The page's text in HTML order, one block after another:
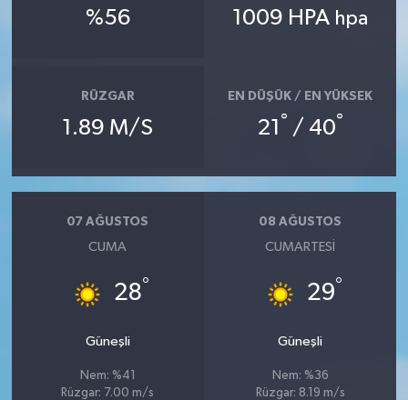
%56 1009 HPA hpa
RÜZGAR
1.89 M/S
EN DÜŞÜK / EN YÜKSEK
21 ° / 40°
07 AĞUSTOS
CUMA
28°
Güneşli
Nem: %41
Rüzgar: 7.00 m/s
08 AĞUSTOS
CUMARTESI
29°
Güneşli
Nem: %36
Rüzgar: 8.19 m/s
Vasıta